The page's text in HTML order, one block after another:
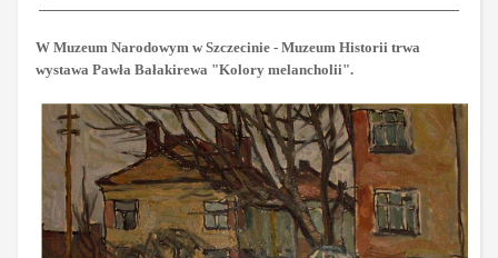
W Muzeum Narodowym w Szczecinie - Muzeum Historii trwa
wystawa Pawła Bałakirewa "Kolory melancholii".